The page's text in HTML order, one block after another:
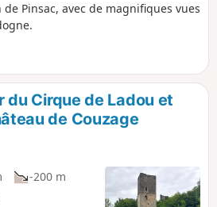
Pinsac, avec de magnifiques vues
du Cirque de Ladou et
de Couzage
-200 m